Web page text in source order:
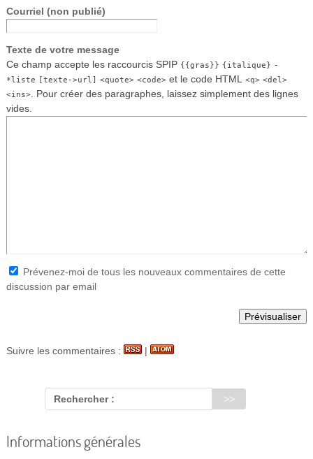
Courriel (non publié)
Texte de votre message
Ce champ accepte les raccourcis SPIP {{gras}} {italique} -
*liste [texte->url] <quote> <code>et le code HTML <q> <del>
<ins>. Pour créer des paragraphes, laissez simplement des lignes
vides.
Prévenez-moi de tous les nouveaux commentaires de cette
discussion par email
Suivre les commentaires : |
Rechercher :
Informations générales